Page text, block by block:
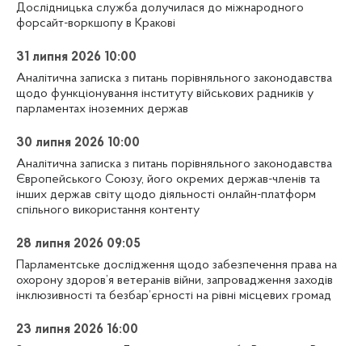
Дослідницька служба долучилася до міжнародного
форсайт-воркшопу в Кракові
31 липня 2026 10:00
Аналітична записка з питань порівняльного законодавства
щодо функціонування інституту військових радників у
парламентах іноземних держав
30 липня 2026 10:00
Аналітична записка з питань порівняльного законодавства
Європейського Союзу, його окремих держав-членів та
інших держав світу щодо діяльності онлайн-платформ
спільного використання контенту
28 липня 2026 09:05
Парламентське дослідження щодо забезпечення права на
охорону здоров’я ветеранів війни, запровадження заходів
інклюзивності та безбар’єрності на рівні місцевих громад
23 липня 2026 16:00